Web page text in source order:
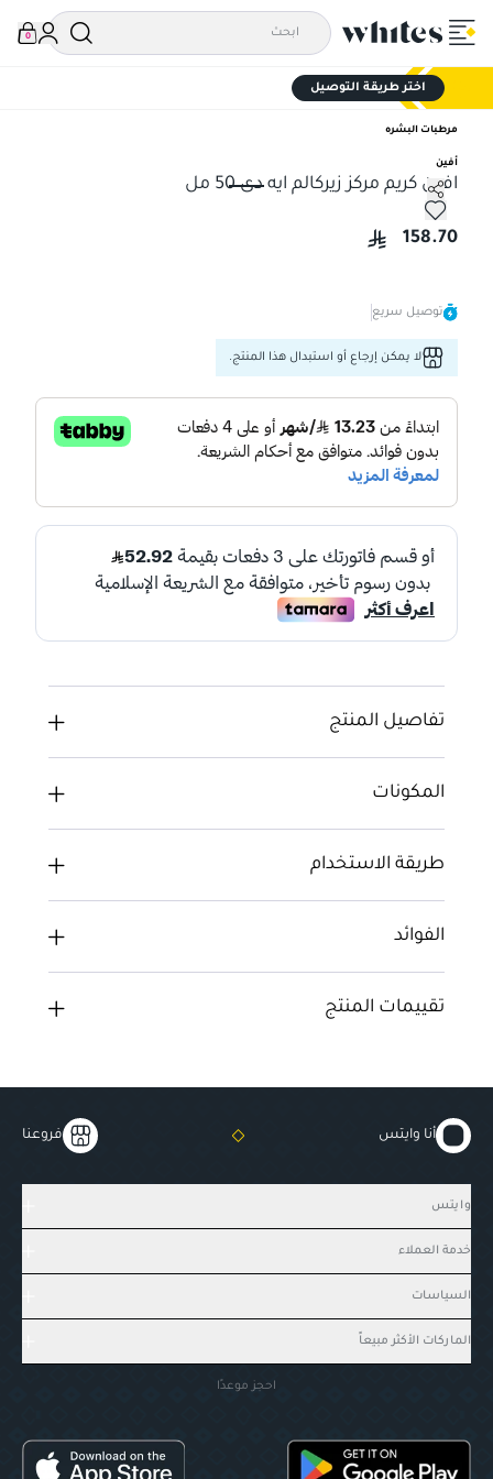
0
اختر طريقة التوصيل
مرطبات البشره
أفين
افين كريم مركز زيركالم ايه دى 50 مل
افين كريم مركز زيركالم ايه دى 50 مل
158.70
توصيل سريع
لا يمكن إرجاع أو استبدال هذا المنتج.
تفاصيل المنتج
المكونات
طريقة الاستخدام
الفوائد
تقييمات المنتج
أنا وايتس فروعنا
وايتس
خدمة العملاء
السياسات
الماركات الأكثر مبيعاً
احجز موعدًا